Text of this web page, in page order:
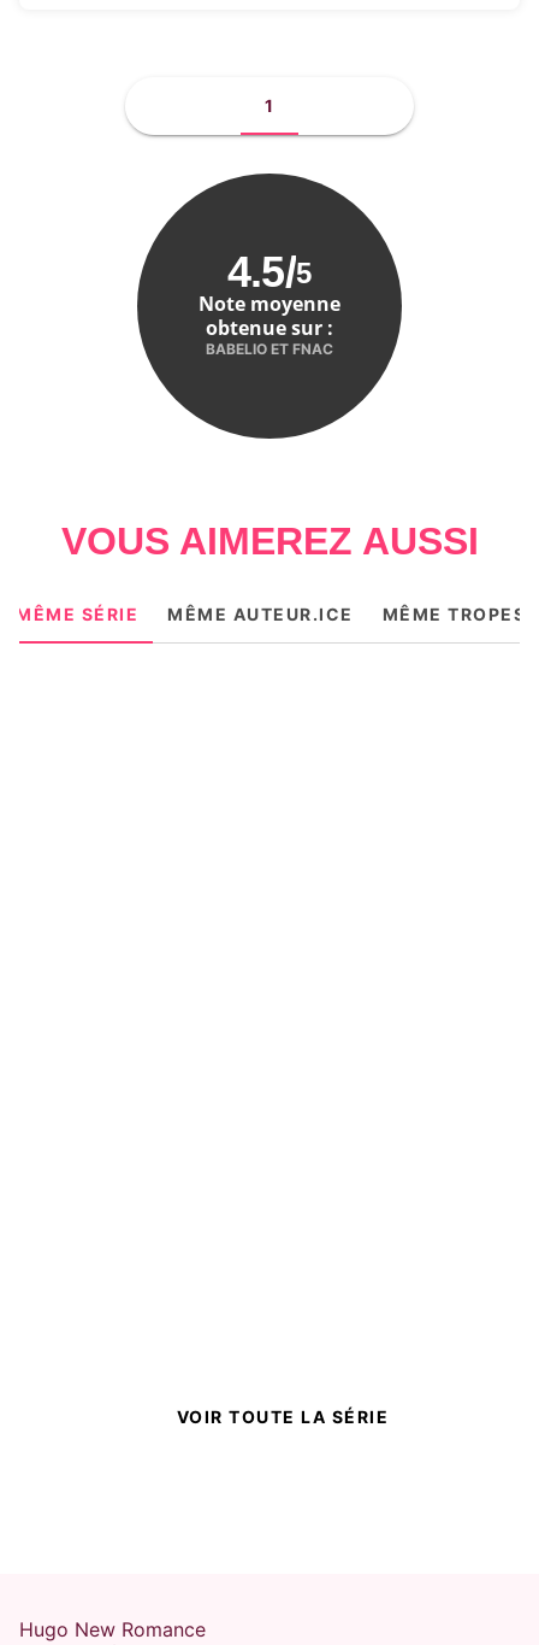
1
4.5/5
Note moyenne
obtenue sur :
BABELIO ET FNAC
VOUS AIMEREZ AUSSI
MÊME SÉRIE MÊME AUTEUR.ICE MÊME TROPES
VOIR TOUTE LA SÉRIE
Hugo New Romance